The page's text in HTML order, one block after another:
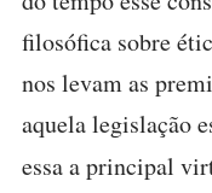
filosófica sobre
nos levam as
aquela legislação
essa a principal